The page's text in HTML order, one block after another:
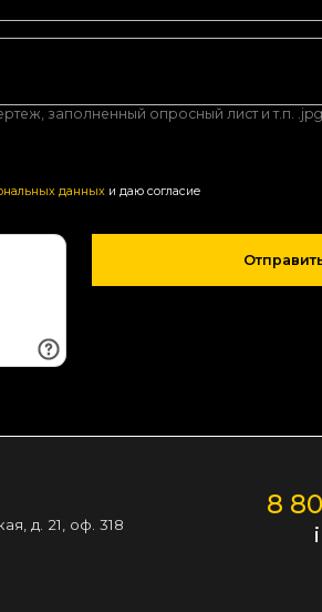
заполненный опросный лист и т.п.
данныхи даю согласие
д. 21, оф. 318
8